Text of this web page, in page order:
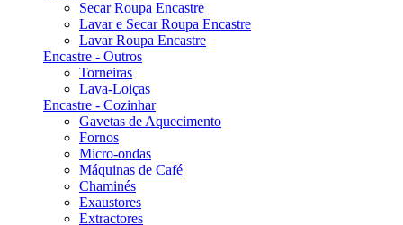
Secar Roupa Encastre
Lavar e Secar Roupa Encastre
Lavar Roupa Encastre
Encastre - Outros
Torneiras
Lava-Loiças
Encastre - Cozinhar
Gavetas de Aquecimento
Fornos
Micro-ondas
Máquinas de Café
Chaminés
Exaustores
Extractores